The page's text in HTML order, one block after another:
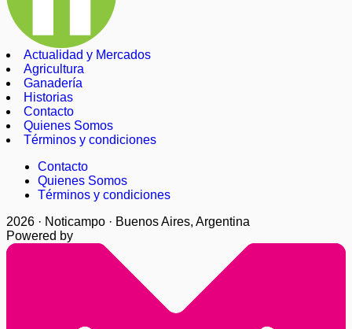
Actualidad y Mercados
Agricultura
Ganadería
Historias
Contacto
Quienes Somos
Términos y condiciones
Contacto
Quienes Somos
Términos y condiciones
2026 · Noticampo · Buenos Aires, Argentina
Powered by